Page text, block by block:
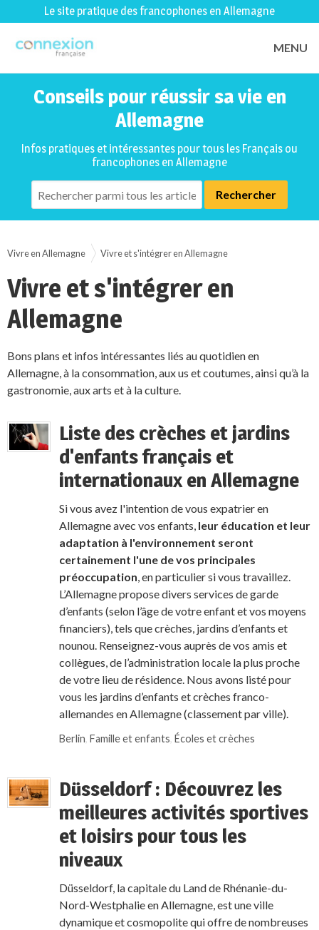
Le site pratique des francophones en Allemagne
MENU
Conseils pour réussir sa vie en
Allemagne
Infos pratiques et intéressantes pour tous les Français ou
francophones en Allemagne
Vivre en Allemagne Vivre et s'intégrer en Allemagne
Vivre et s'intégrer en
Allemagne
Bons plans et infos intéressantes liés au quotidien en
Allemagne, à la consommation, aux us et coutumes, ainsi qu’à la
gastronomie, aux arts et à la culture.
Liste des crèches et jardins
d'enfants français et
internationaux en Allemagne
Si vous avez l'intention de vous expatrier en
Allemagne avec vos enfants, leur éducation et leur
adaptation à l'environnement seront
certainement l'une de vos principales
préoccupation, en particulier si vous travaillez.
L’Allemagne propose divers services de garde
d’enfants (selon l’âge de votre enfant et vos moyens
financiers), tels que crèches, jardins d’enfants et
nounou. Renseignez-vous auprès de vos amis et
collègues, de l’administration locale la plus proche
de votre lieu de résidence. Nous avons listé pour
vous les jardins d’enfants et crèches franco-
allemandes en Allemagne (classement par ville).
Berlin ,Famille et enfants ,Écoles et crèches
Düsseldorf : Découvrez les
meilleures activités sportives
et loisirs pour tous les
niveaux
Düsseldorf, la capitale du Land de Rhénanie-du-
Nord-Westphalie en Allemagne, est une ville
dynamique et cosmopolite qui offre de nombreuses